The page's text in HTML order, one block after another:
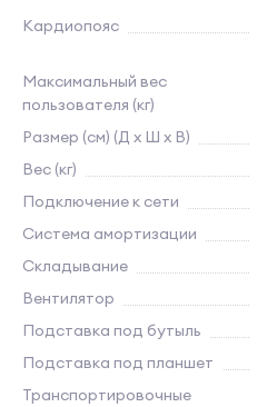
Кардиопояс
Максимальный вес
пользователя (кг)
Размер (см) (Д х Ш х В)
Вес (кг)
Подключение к сети
Система амортизации
Складывание
Вентилятор
Подставка под бутыль
Подставка под планшет
Транспортировочные